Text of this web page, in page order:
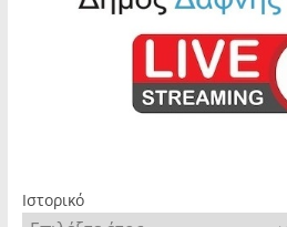
Ιστορικό